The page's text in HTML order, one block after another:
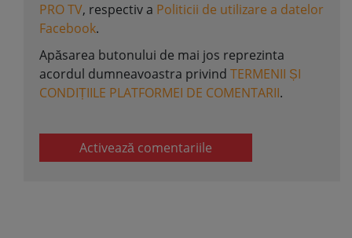
PRO TV, respectiv a Politicii de utilizare a datelor
Facebook.
Apăsarea butonului de mai jos reprezinta
acordul dumneavoastra privind TERMENII ȘI
CONDIȚIILE PLATFORMEI DE COMENTARII.
Activează comentariile